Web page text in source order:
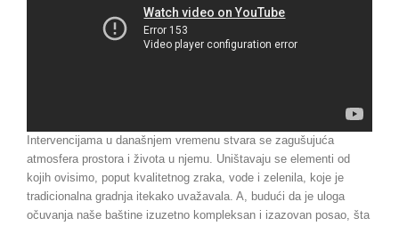
Intervencijama u današnjem vremenu stvara se zagušujuća
atmosfera prostora i života u njemu. Uništavaju se elementi od
kojih ovisimo, poput kvalitetnog zraka, vode i zelenila, koje je
tradicionalna gradnja itekako uvažavala. A, budući da je uloga
očuvanja naše baštine izuzetno kompleksan i izazovan posao, šta